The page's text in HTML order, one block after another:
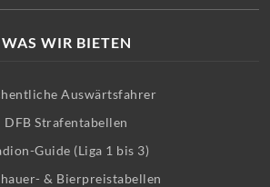
WAS WIR BIETEN
Auswärtsfahrer
DFB Strafentabellen
Guide (Liga 1 bis 3)
& Bierpreistabellen